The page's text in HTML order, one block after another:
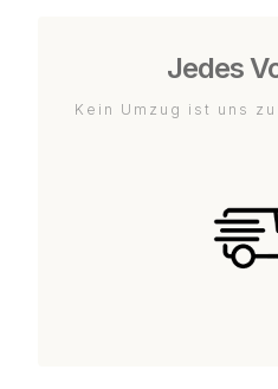
Jedes
Kein Umzug ist uns